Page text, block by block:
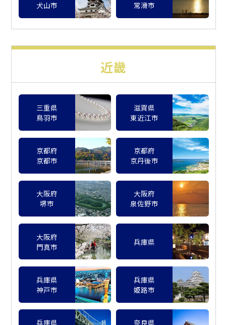
犬山市
常滑市
近畿
三重県
鳥羽市
滋賀県
東近江市
京都府
京都市
京都府
京丹後市
大阪府
堺市
大阪府
泉佐野市
大阪府
門真市
兵庫県
兵庫県
神戸市
兵庫県
姫路市
兵庫県
奈良県